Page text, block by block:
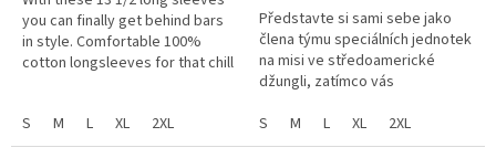
hvězdiček.
you can finally get behind bars
in style. Comfortable 100%
cotton longsleeves for that chill
S
M L XL 2XL
Představte si sami sebe jako
člena týmu speciálních jednotek
na misi ve středoamerické
džungli, zatímco vás
válečník. Chcete se rychle
dostat ven;...
S M L XL 2XL